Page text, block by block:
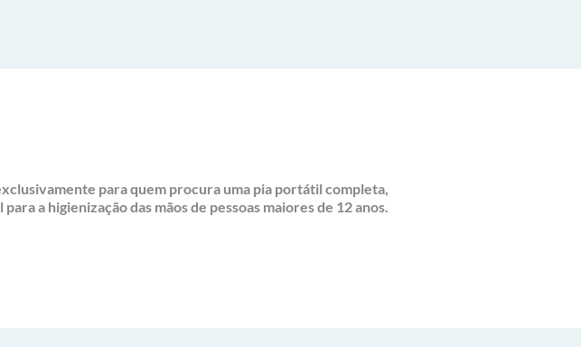
para quem procura uma pia portátil completa,
para a higienização das mãos de pessoas maiores de 12 anos.